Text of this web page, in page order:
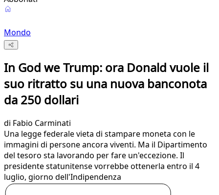
Mondo
In God we Trump: ora Donald vuole il
suo ritratto su una nuova banconota
da 250 dollari
di Fabio Carminati
Una legge federale vieta di stampare moneta con le
immagini di persone ancora viventi. Ma il Dipartimento
del tesoro sta lavorando per fare un'eccezione. Il
presidente statunitense vorrebbe ottenerla entro il 4
luglio, giorno dell'Indipendenza